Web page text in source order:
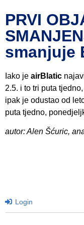
PRVI
smanjuje
Iako je airBlatic
2.5. i to tri puta
ipak je odustao od
puta tjedno,
autor: Alen Šćuric,
Login